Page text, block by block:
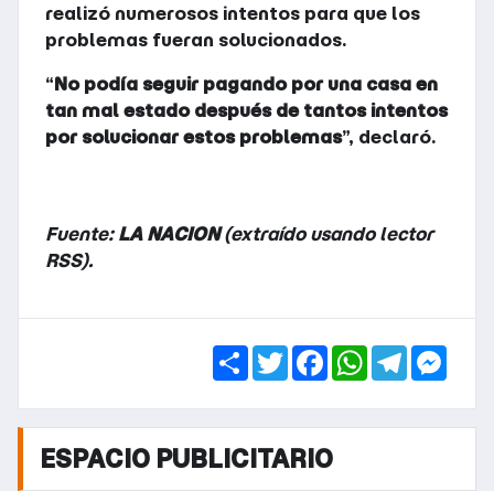
realizó numerosos intentos para que los
problemas fueran solucionados.
“No podía seguir pagando por una casa en
tan mal estado después de tantos intentos
por solucionar estos problemas”, declaró.
Fuente: LA NACION(extraído usando lector
RSS).
ShareTwitterFacebook
WhatsApp
ESPACIO PUBLICITARIO